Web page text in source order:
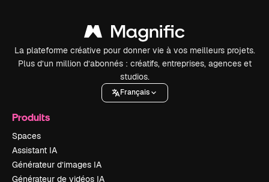
La plateforme créative pour donner vie à vos meilleurs projets.
Plus d’un million d’abonnés : créatifs, entreprises, agences et
studios.
Français
Produits
Spaces
Assistant IA
Générateur d’images IA
Générateur de vidéos IA